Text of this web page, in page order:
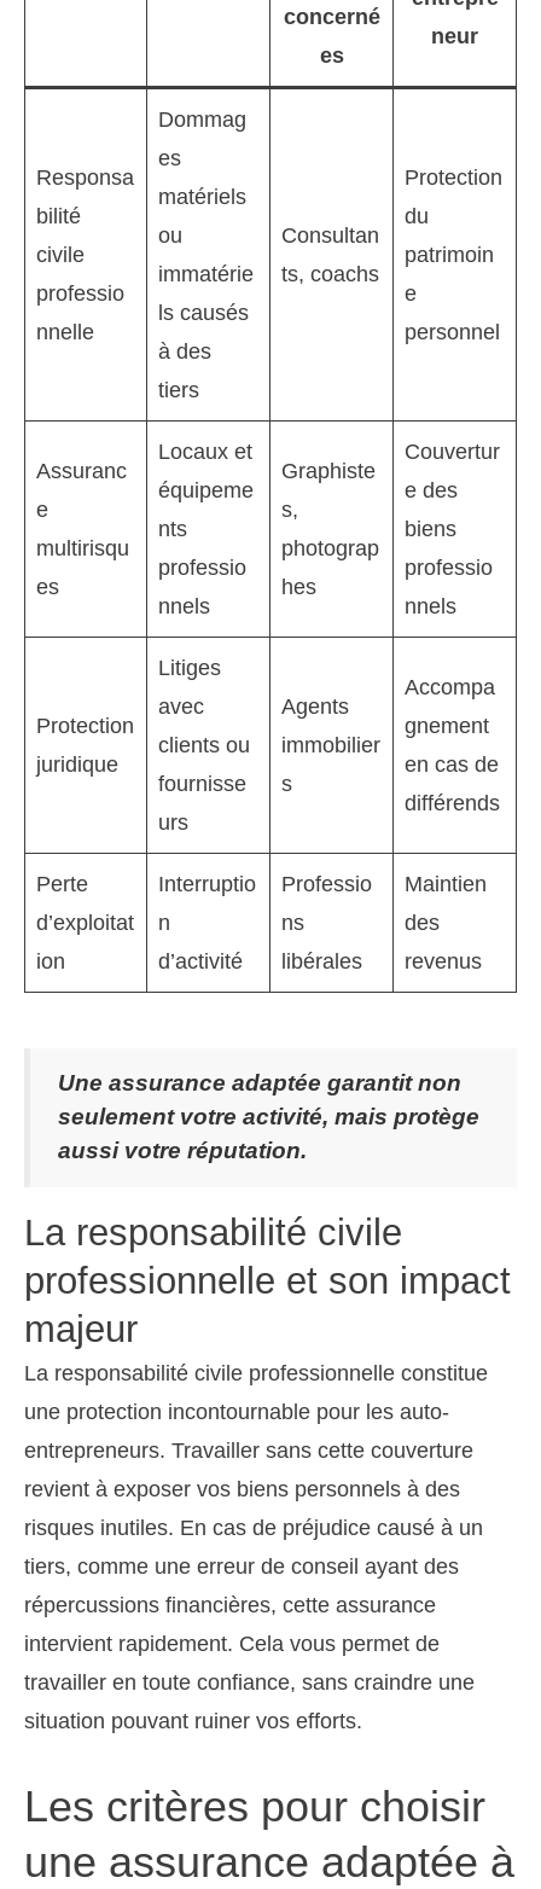
concerné
es
neur
Responsa
bilité
civile
professio
nnelle
Dommag
es
matériels
ou
immatérie
ls causés
à des
tiers
Consultan
ts, coachs
Protection
du
patrimoin
e
personnel
Assuranc
e
multirisqu
es
Locaux et
équipeme
nts
professio
nnels
Graphiste
s,
photograp
hes
Couvertur
e des
biens
professio
nnels
Protection
juridique
Litiges
avec
clients ou
fournisse
urs
Agents
immobilier
s
Accompa
gnement
en cas de
différends
Perte
d’exploitat
ion
Interruptio
n
d’activité
Professio
ns
libérales
Maintien
des
revenus
Une assurance adaptée garantit non
seulement votre activité, mais protège
aussi votre réputation.
La responsabilité civile
professionnelle et son impact
majeur
La responsabilité civile professionnelle constitue
une protection incontournable pour les auto-
entrepreneurs. Travailler sans cette couverture
revient à exposer vos biens personnels à des
risques inutiles. En cas de préjudice causé à un
tiers, comme une erreur de conseil ayant des
répercussions financières, cette assurance
intervient rapidement. Cela vous permet de
travailler en toute confiance, sans craindre une
situation pouvant ruiner vos efforts.
Les critères pour choisir
une assurance adaptée à